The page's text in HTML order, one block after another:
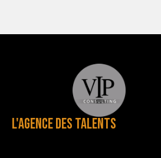
L'AGENCE DES TALENTS